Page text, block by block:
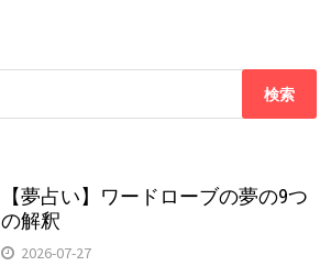
【夢占い】ワードローブの夢の9つ
の解釈
2026-07-27